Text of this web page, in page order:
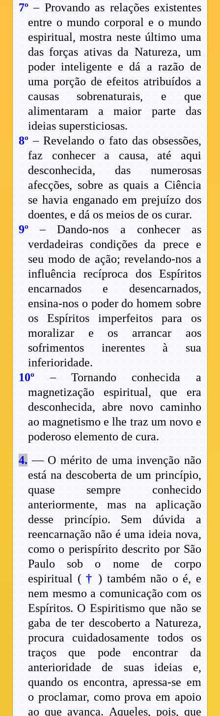
7º – Provando as relações existentes
entre o mundo corporal e o mundo
espiritual, mostra neste último uma
das forças ativas da Natureza, um
poder inteligente e dá a razão de
uma porção de efeitos atribuídos a
causas sobrenaturais, e que
alimentaram a maior parte das
ideias supersticiosas.
8º – Revelando o fato das obsessões,
faz conhecer a causa, até aqui
desconhecida, das numerosas
afecções, sobre as quais a Ciência
se havia enganado em prejuízo dos
doentes, e dá os meios de os curar.
9º – Dando-nos a conhecer as
verdadeiras condições da prece e
seu modo de ação; revelando-nos a
influência recíproca dos Espíritos
encarnados e desencarnados,
ensina-nos o poder do homem sobre
os Espíritos imperfeitos para os
moralizar e os arrancar aos
sofrimentos inerentes à sua
inferioridade.
10º – Tornando conhecida a
magnetização espiritual, que era
desconhecida, abre novo caminho
ao magnetismo e lhe traz um novo e
poderoso elemento de cura.
4. — O mérito de uma invenção não
está na descoberta de um princípio,
quase sempre conhecido
anteriormente, mas na aplicação
desse princípio. Sem dúvida a
reencarnação não é uma ideia nova,
como o perispírito descrito por São
Paulo sob o nome de corpo
espiritual (†) também não o é, e
nem mesmo a comunicação com os
Espíritos. O Espiritismo que não se
gaba de ter descoberto a Natureza,
procura cuidadosamente todos os
traços que pode encontrar da
anterioridade de suas ideias e,
quando os encontra, apressa-se em
o proclamar, como prova em apoio
ao que avança. Aqueles, pois, que